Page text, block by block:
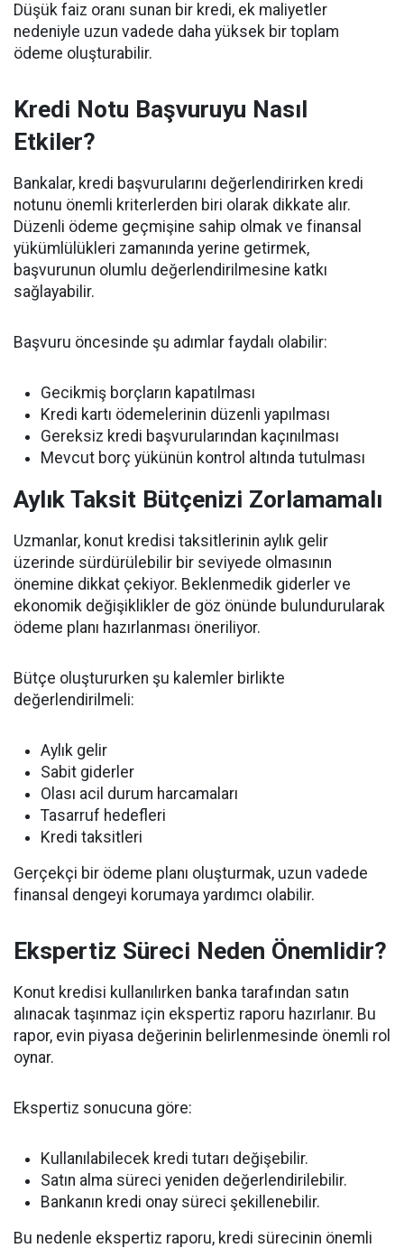
Düşük faiz oranı sunan bir kredi, ek maliyetler
nedeniyle uzun vadede daha yüksek bir toplam
ödeme oluşturabilir.
Kredi Notu Başvuruyu Nasıl
Etkiler?
Bankalar, kredi başvurularını değerlendirirken kredi
notunu önemli kriterlerden biri olarak dikkate alır.
Düzenli ödeme geçmişine sahip olmak ve finansal
yükümlülükleri zamanında yerine getirmek,
başvurunun olumlu değerlendirilmesine katkı
sağlayabilir.
Başvuru öncesinde şu adımlar faydalı olabilir:
Gecikmiş borçların kapatılması
Kredi kartı ödemelerinin düzenli yapılması
Gereksiz kredi başvurularından kaçınılması
Mevcut borç yükünün kontrol altında tutulması
Aylık Taksit Bütçenizi Zorlamamalı
Uzmanlar, konut kredisi taksitlerinin aylık gelir
üzerinde sürdürülebilir bir seviyede olmasının
önemine dikkat çekiyor. Beklenmedik giderler ve
ekonomik değişiklikler de göz önünde bulundurularak
ödeme planı hazırlanması öneriliyor.
Bütçe oluştururken şu kalemler birlikte
değerlendirilmeli:
Aylık gelir
Sabit giderler
Olası acil durum harcamaları
Tasarruf hedefleri
Kredi taksitleri
Gerçekçi bir ödeme planı oluşturmak, uzun vadede
finansal dengeyi korumaya yardımcı olabilir.
Ekspertiz Süreci Neden Önemlidir?
Konut kredisi kullanılırken banka tarafından satın
alınacak taşınmaz için ekspertiz raporu hazırlanır. Bu
rapor, evin piyasa değerinin belirlenmesinde önemli rol
oynar.
Ekspertiz sonucuna göre:
Kullanılabilecek kredi tutarı değişebilir.
Satın alma süreci yeniden değerlendirilebilir.
Bankanın kredi onay süreci şekillenebilir.
Bu nedenle ekspertiz raporu, kredi sürecinin önemli